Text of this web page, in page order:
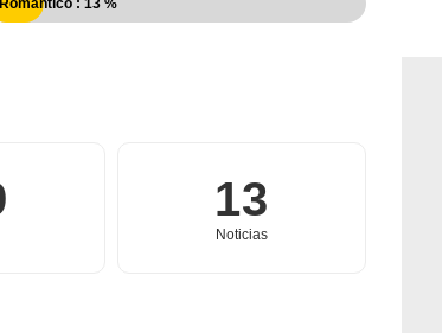
Romántico : 13 %
13
Noticias